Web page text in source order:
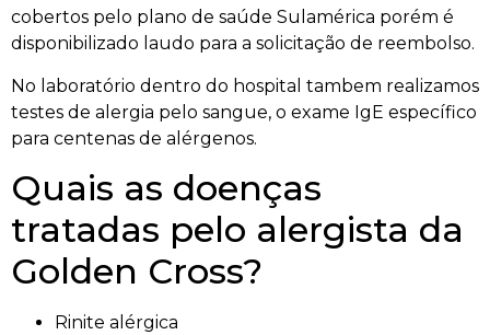
cobertos pelo plano de saúde Sulamérica porém é
disponibilizado laudo para a solicitação de reembolso.
No laboratório dentro do hospital tambem realizamos
testes de alergia pelo sangue, o exame IgE específico
para centenas de alérgenos.
Quais as doenças
tratadas pelo alergista da
Golden Cross?
Rinite alérgica